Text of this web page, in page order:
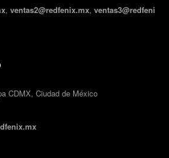
, ventas2@redfenix.mx, ventas3@redfeni
CDMX, Ciudad de México